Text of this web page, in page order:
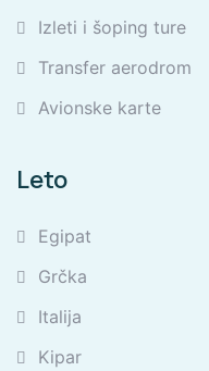
Izleti i šoping ture
Transfer aerodrom
Avionske karte
Leto
Egipat
Grčka
Italija
Kipar